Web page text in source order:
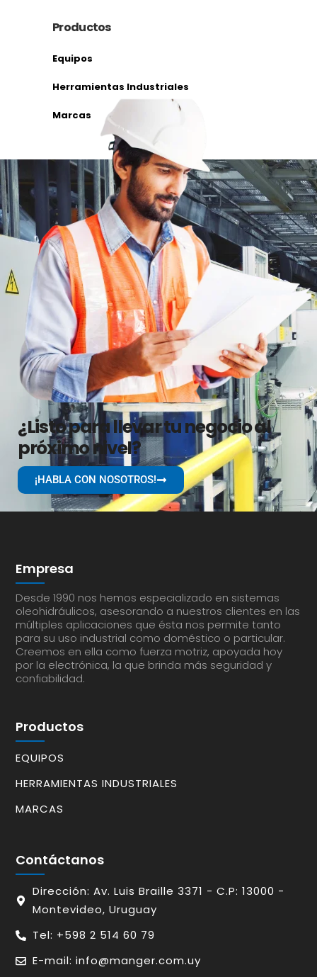
Productos
Equipos
Herramientas Industriales
Marcas
¿Listo para llevar tu negocio al
próximo nivel?
¡HABLA CON NOSOTROS!
Empresa
Desde 1990 nos hemos especializado en sistemas
oleohidráulicos, asesorando a nuestros clientes en las
múltiples aplicaciones que ésta nos permite tanto
para su uso industrial como doméstico o particular.
Creemos en ella como fuerza motriz, apoyada hoy
por la electrónica, la que brinda más seguridad y
confiabilidad.
Productos
EQUIPOS
HERRAMIENTAS INDUSTRIALES
MARCAS
Contáctanos
Dirección: Av. Luis Braille 3371 - C.P: 13000 -
Montevideo, Uruguay
Tel: +598 2 514 60 79
E-mail: info@manger.com.uy